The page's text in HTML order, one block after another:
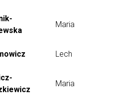
Maria
Lech
Maria